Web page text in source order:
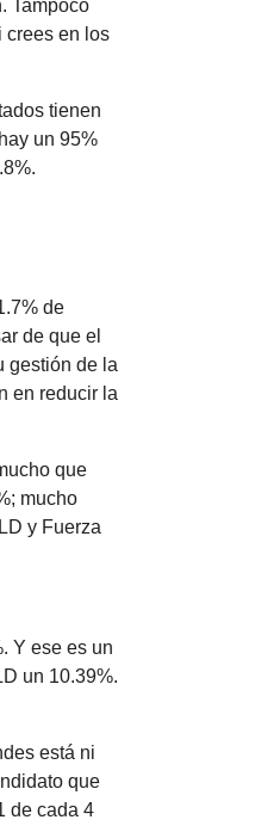
Tampoco
crees en los
tienen
un 95%
de
de que el
gestión de la
en reducir la
que
mucho
y Fuerza
Y ese es un
un 10.39%.
está ni
que
de cada 4